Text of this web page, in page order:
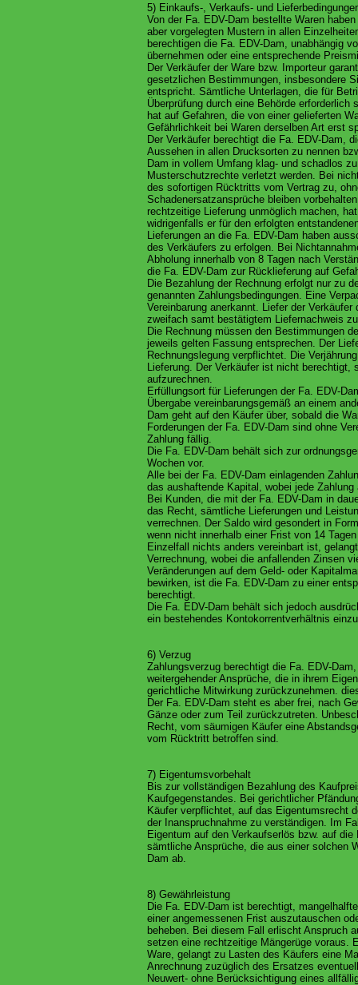
5) Einkaufs-, Verkaufs- und
Von der Fa. EDV-Dam bestellte Waren
aber vorgelegten Mustern in allen
berechtigen die Fa. EDV-Dam, unabhängig
übernehmen oder eine entsprechende
Der Verkäufer der Ware bzw. Importeur
gesetzlichen Bestimmungen, insbesondere
entspricht. Sämtliche Unterlagen, die für
Überprüfung durch eine Behörde
hat auf Gefahren, die von einer gelieferten
Gefährlichkeit bei Waren derselben Art erst
Der Verkäufer berechtigt die Fa. EDV-Dam,
Aussehen in allen Drucksorten zu nennen
Dam in vollem Umfang klag- und schadlos
Musterschutzrechte verletzt werden. Bei
des sofortigen Rücktritts vom Vertrag zu,
Schadenersatzansprüche bleiben
rechtzeitige Lieferung unmöglich machen,
widrigenfalls er für den erfolgten
Lieferungen an die Fa. EDV-Dam haben
des Verkäufers zu erfolgen. Bei
Abholung innerhalb von 8 Tagen nach
die Fa. EDV-Dam zur Rücklieferung auf
Die Bezahlung der Rechnung erfolgt nur zu
genannten Zahlungsbedingungen. Eine
Vereinbarung anerkannt. Liefer der
zweifach samt bestätigtem Liefernachweis
Die Rechnung müssen den Bestimmungen
jeweils gelten Fassung entsprechen. Der
Rechnungslegung verpflichtet. Die
Lieferung. Der Verkäufer ist nicht berechtigt,
aufzurechnen.
Erfüllungsort für Lieferungen der Fa. EDV-
Übergabe vereinbarungsgemäß an einem
Dam geht auf den Käufer über, sobald die
Forderungen der Fa. EDV-Dam sind ohne
Zahlung fällig.
Die Fa. EDV-Dam behält sich zur
Wochen vor.
Alle bei der Fa. EDV-Dam einlagenden
das aushaftende Kapital, wobei jede
Bei Kunden, die mit der Fa. EDV-Dam in
das Recht, sämtliche Lieferungen und
verrechnen. Der Saldo wird gesondert in
wenn nicht innerhalb einer Frist von 14
Einzelfall nichts anders vereinbart ist,
Verrechnung, wobei die anfallenden Zinsen
Veränderungen auf dem Geld- oder
bewirken, ist die Fa. EDV-Dam zu einer
berechtigt.
Die Fa. EDV-Dam behält sich jedoch
ein bestehendes Kontokorrentverhältnis
6) Verzug
Zahlungsverzug berechtigt die Fa. EDV-
weitergehender Ansprüche, die in ihrem
gerichtliche Mitwirkung zurückzunehmen.
Der Fa. EDV-Dam steht es aber frei, nach
Gänze oder zum Teil zurückzutreten.
Recht, vom säumigen Käufer eine
vom Rücktritt betroffen sind.
7) Eigentumsvorbehalt
Bis zur vollständigen Bezahlung des
Kaufgegenstandes. Bei gerichtlicher
Käufer verpflichtet, auf das Eigentumsrecht
der Inanspruchnahme zu verständigen. Im
Eigentum auf den Verkaufserlös bzw. auf
sämtliche Ansprüche, die aus einer solchen
Dam ab.
8) Gewährleistung
Die Fa. EDV-Dam ist berechtigt,
einer angemessenen Frist auszutauschen
beheben. Bei diesem Fall erlischt Anspruch
setzen eine rechtzeitige Mängerüge voraus.
Ware, gelangt zu Lasten des Käufers eine
Anrechnung zuzüglich des Ersatzes
Neuwert- ohne Berücksichtigung eines